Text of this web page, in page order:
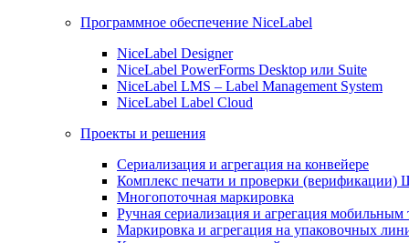
Программное обеспечение NiceLabel
NiceLabel Designer
NiceLabel PowerForms Desktop или Suite
NiceLabel LMS – Label Management System
NiceLabel Label Cloud
Проекты и решения
Сериализация и агрегация на конвейере
Комплекс печати и проверки (верификации)
Многопоточная маркировка
Ручная сериализация и агрегация
Маркировка и агрегация на упаковочных